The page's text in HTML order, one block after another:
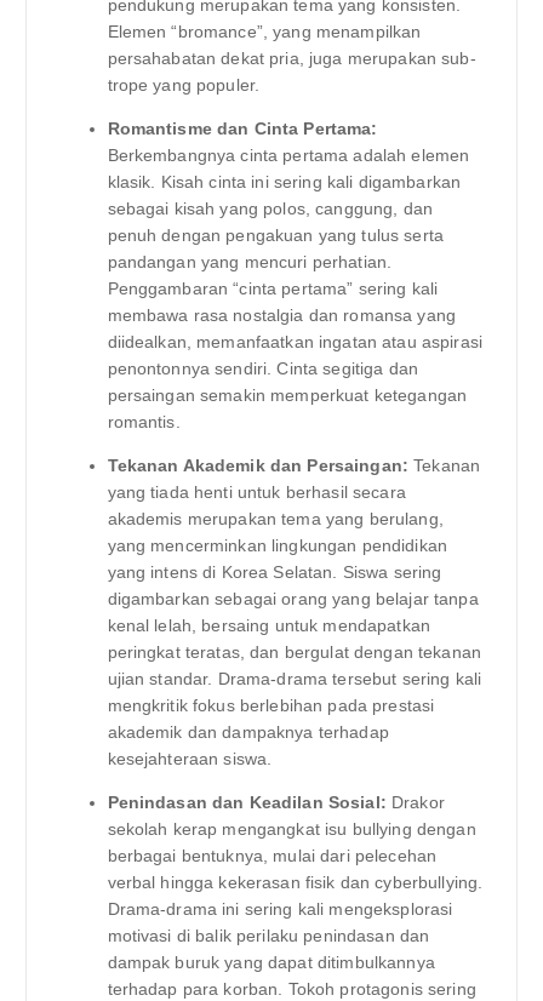
pendukung merupakan tema yang konsisten.
Elemen “bromance”, yang menampilkan
persahabatan dekat pria, juga merupakan sub-
trope yang populer.
Romantisme dan Cinta Pertama:
Berkembangnya cinta pertama adalah elemen
klasik. Kisah cinta ini sering kali digambarkan
sebagai kisah yang polos, canggung, dan
penuh dengan pengakuan yang tulus serta
pandangan yang mencuri perhatian.
Penggambaran “cinta pertama” sering kali
membawa rasa nostalgia dan romansa yang
diidealkan, memanfaatkan ingatan atau aspirasi
penontonnya sendiri. Cinta segitiga dan
persaingan semakin memperkuat ketegangan
romantis.
Tekanan Akademik dan Persaingan: Tekanan
yang tiada henti untuk berhasil secara
akademis merupakan tema yang berulang,
yang mencerminkan lingkungan pendidikan
yang intens di Korea Selatan. Siswa sering
digambarkan sebagai orang yang belajar tanpa
kenal lelah, bersaing untuk mendapatkan
peringkat teratas, dan bergulat dengan tekanan
ujian standar. Drama-drama tersebut sering kali
mengkritik fokus berlebihan pada prestasi
akademik dan dampaknya terhadap
kesejahteraan siswa.
Penindasan dan Keadilan Sosial: Drakor
sekolah kerap mengangkat isu bullying dengan
berbagai bentuknya, mulai dari pelecehan
verbal hingga kekerasan fisik dan cyberbullying.
Drama-drama ini sering kali mengeksplorasi
motivasi di balik perilaku penindasan dan
dampak buruk yang dapat ditimbulkannya
terhadap para korban. Tokoh protagonis sering